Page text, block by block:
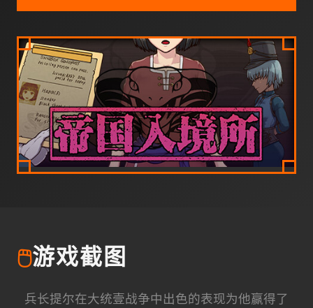
🖱️游戏截图
兵长提尔在大统壹战争中出色的表现为他赢得了